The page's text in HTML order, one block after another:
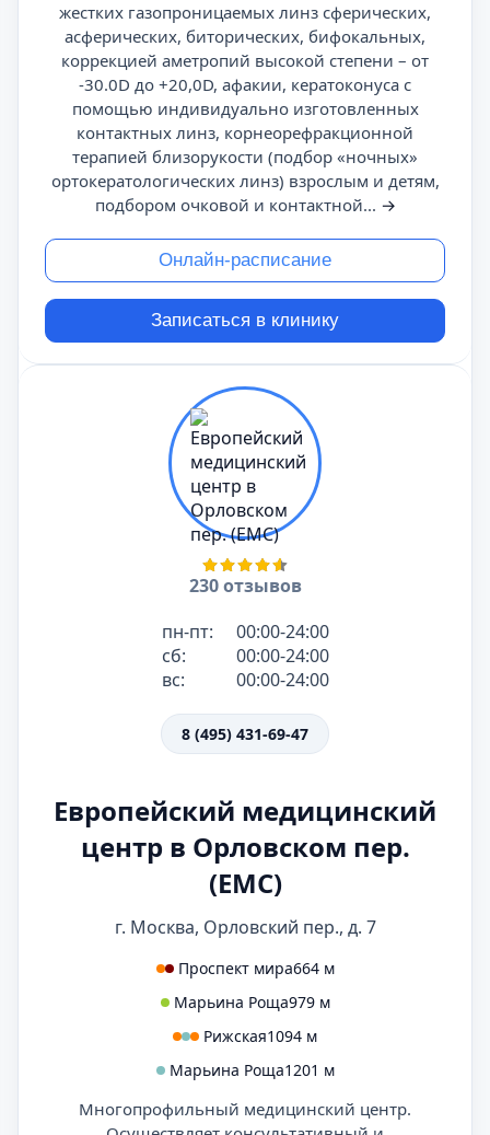
жестких газопроницаемых линз сферических,
асферических, биторических, бифокальных,
коррекцией аметропий высокой степени – от
-30.0D до +20,0D, афакии, кератоконуса с
помощью индивидуально изготовленных
контактных линз, корнеорефракционной
терапией близорукости (подбор «ночных»
ортокератологических линз) взрослым и детям,
подбором очковой и контактной... →
Онлайн-расписание
Записаться в клинику
230 отзывов
пн-пт:
00:00-24:00
сб:
00:00-24:00
вс:
00:00-24:00
8 (495) 431-69-47
Европейский медицинский
центр в Орловском пер.
(ЕМС)
г. Москва, Орловский пер., д. 7
Проспект мира664 м
Марьина Роща979 м
Рижская1094 м
Марьина Роща1201 м
Многопрофильный медицинский центр.